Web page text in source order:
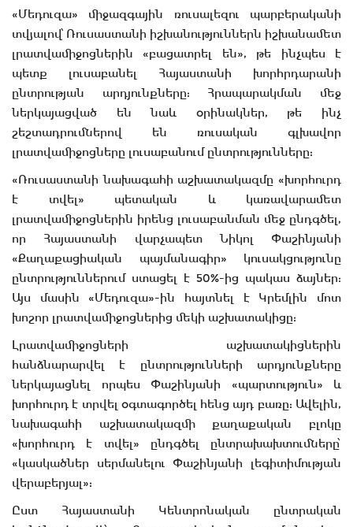
«Մեդուզա» միջազգային ռուսալեզու պարբերականի
տվյալով՝ Ռուսաստանի իշխանություններն իշխանամետ
լրատվամիջոցներին «բացատրել են», թե ինչպես է
պետք լուսաբանել Հայաստանի խորհրդարանի
ընտրության արդյունքները: Հրապարակման մեջ
ներկայացված են նաև օրինակներ, թե ինչ
շեշտադրումներով են ռուսական գլխավոր
լրատվամիջոցները լուսաբանում ընտրությունները:
«Ռուսաստանի նախագահի աշխատակազմը «խորհուրդ
է տվել» պետական և կառավարամետ
լրատվամիջոցներին իրենց լուսաբանման մեջ ընդգծել,
որ Հայաստանի վարչապետ Նիկոլ Փաշինյանի
«Քաղաքացիական պայմանագիր» կուսակցությունը
ընտրություններում ստացել է 50%-ից պակաս ձայներ:
Այս մասին «Մեդուզա»-ին հայտնել է Կրեմլին մոտ
խոշոր լրատվամիջոցներից մեկի աշխատակիցը:
Լրատվամիջոցների աշխատակիցներին
հանձնարարվել է ընտրությունների արդյունքները
ներկայացնել որպես Փաշինյանի «պարտություն» և
խորհուրդ է տրվել օգտագործել հենց այդ բառը: Ավելին,
նախագահի աշխատակազմի քաղաքական բլոկը
«խորհուրդ է տվել» ընդգծել ընտրախախտումները՝
«կասկածներ սերմանելու Փաշինյանի լեգիտիմության
վերաբերյալ»:
Ըստ Հայաստանի Կենտրոնական ընտրական